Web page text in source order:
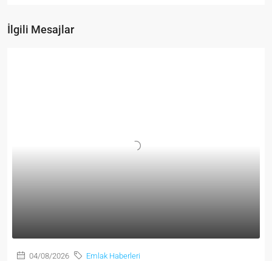
İlgili Mesajlar
04/08/2026 Emlak Haberleri